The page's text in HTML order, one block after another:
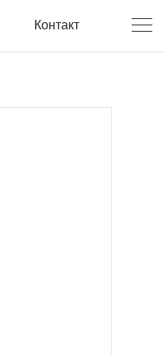
Контакт